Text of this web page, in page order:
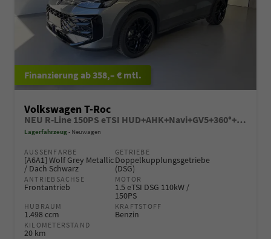
ab 358,– € mtl.
Volkswagen T-Roc
NEU R-Line 150PS eTSI HUD+AHK+Navi+GV5+360°+IQ.Light+Parklenk+eHeck+BlackStyle
Lagerfahrzeug Neuwagen
AUSSENFARBE
[A6A1] Wolf Grey Metallic
/ Dach Schwarz
GETRIEBE
Doppelkupplungsgetriebe
(DSG)
ANTRIEBSACHSE
Frontantrieb
MOTOR
1.5 eTSI DSG 110kW /
150PS
HUBRAUM
1.498 ccm
KRAFTSTOFF
Benzin
KILOMETERSTAND
20 km